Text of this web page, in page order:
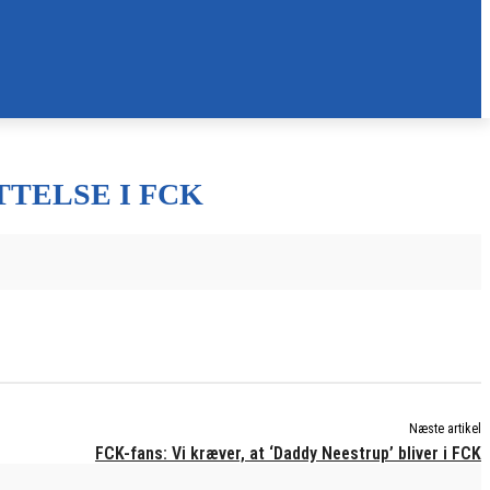
I FCK
Næste artikel
FCK-fans: Vi kræver, at ‘Daddy Neestrup’ bliver i FCK